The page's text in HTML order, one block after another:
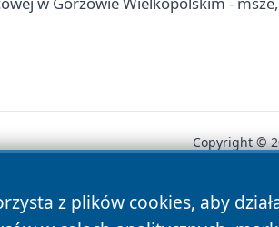
z plików cookies, aby
Copyright ©
News